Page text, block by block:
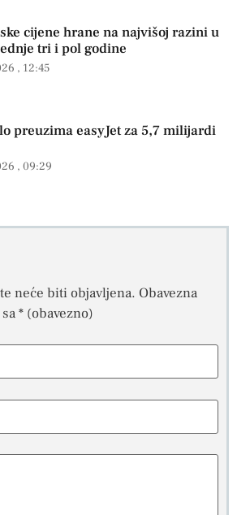
cijene hrane na najvišoj razini u
tri i pol godine
12:45
preuzima easyJet za 5,7 milijardi
09:29
neće biti objavljena. Obavezna
* (obavezno)